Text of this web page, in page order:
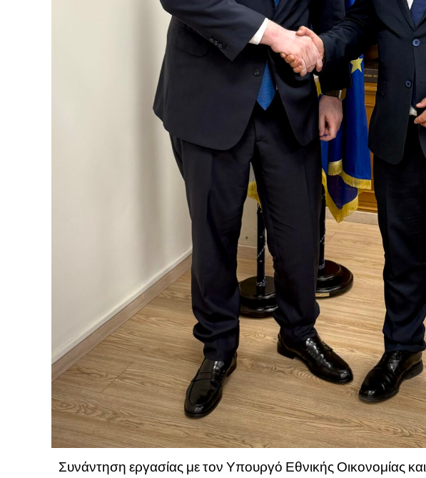
Συνάντηση εργασίας με τον Υπουργό Εθνικής Οικονομίας